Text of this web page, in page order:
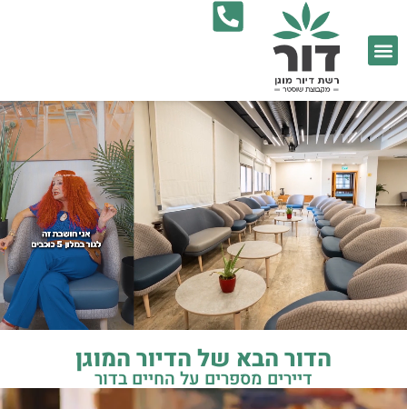
הדור הבא של הדיור המוגן
דיירים מספרים על החיים בדור